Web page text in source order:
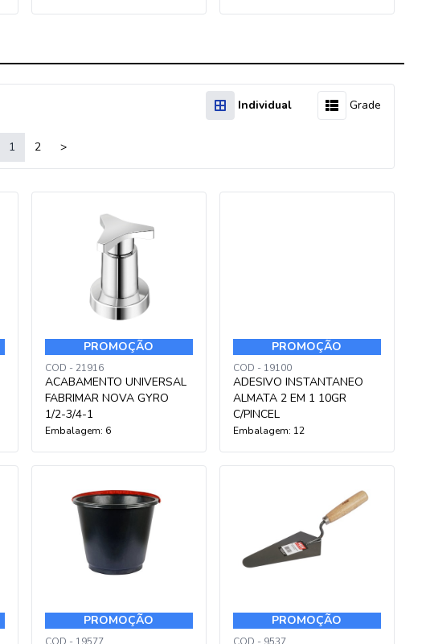
Individual Grade
1 2 >
PROMOÇÃO
COD - 21916
ACABAMENTO UNIVERSAL
FABRIMAR NOVA GYRO
1/2-3/4-1
Embalagem: 6
PROMOÇÃO
COD - 19100
ADESIVO INSTANTANEO
ALMATA 2 EM 1 10GR
C/PINCEL
Embalagem: 12
PROMOÇÃO PROMOÇÃO